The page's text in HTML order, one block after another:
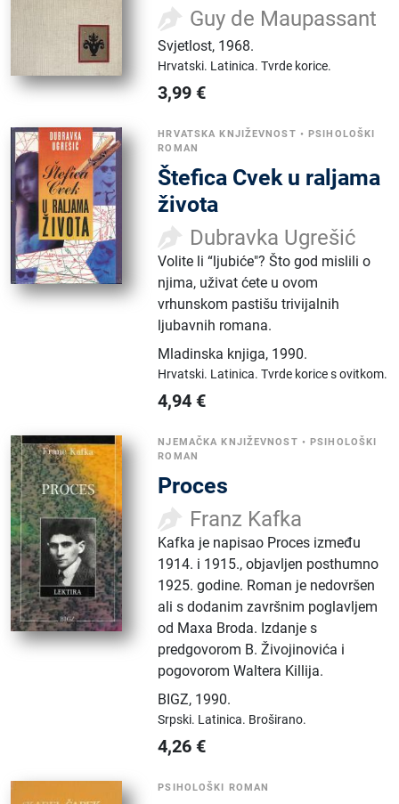
Guy de Maupassant
Svjetlost, 1968.
Hrvatski. Latinica.Tvrde korice.
3,99 €
HRVATSKA KNJIŽEVNOST • PSIHOLOŠKI
ROMAN
Štefica Cvek u raljama
života
Dubravka Ugrešić
Volite li “ljubiće"? Što god mislili o
njima, uživat ćete u ovom
vrhunskom pastišu trivijalnih
ljubavnih romana.
Mladinska knjiga, 1990.
Hrvatski. Latinica.Tvrde korice s ovitkom.
4,94 €
NJEMAČKA KNJIŽEVNOST • PSIHOLOŠKI
ROMAN
Proces
Franz Kafka
Kafka je napisao Proces između
1914. i 1915., objavljen posthumno
1925. godine. Roman je nedovršen
ali s dodanim završnim poglavljem
od Maxa Broda. Izdanje s
predgovorom B. Živojinovića i
pogovorom Waltera Killija.
BIGZ, 1990.
Srpski. Latinica. Broširano.
4,26 €
PSIHOLOŠKI ROMAN